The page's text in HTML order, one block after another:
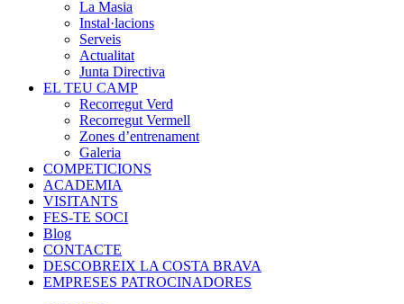
La Masia
Instal·lacions
Serveis
Actualitat
Junta Directiva
EL TEU CAMP
Recorregut Verd
Recorregut Vermell
Zones d’entrenament
Galeria
COMPETICIONS
ACADEMIA
VISITANTS
FES-TE SOCI
Blog
CONTACTE
DESCOBREIX LA COSTA BRAVA
EMPRESES PATROCINADORES